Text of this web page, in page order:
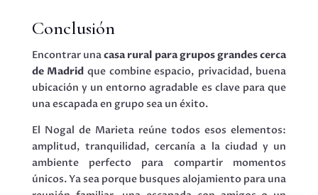
Conclusión
Encontrar unacasa rural para grupos grandes cerca
de Madrid que combine espacio, privacidad, buena
ubicación y un entorno agradable es clave para que
una escapada en grupo sea un éxito.
El Nogal de Marieta reúne todos esos elementos:
amplitud, tranquilidad, cercanía a la ciudad y un
ambiente perfecto para compartir momentos
únicos. Ya sea porque busques alojamiento para una